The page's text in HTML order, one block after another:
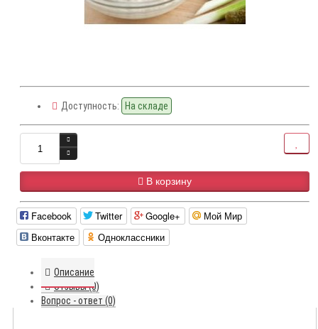
Доступность: На складе
В корзину
Facebook Twitter Google+
Мой Мир
Вконтакте
Одноклассники
Описание
Отзывы (0)
Вопрос - ответ (0)